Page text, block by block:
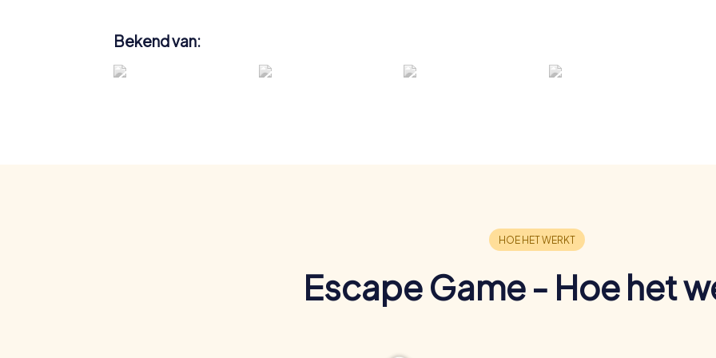
Bekend van:
Escape Game - Hoe het